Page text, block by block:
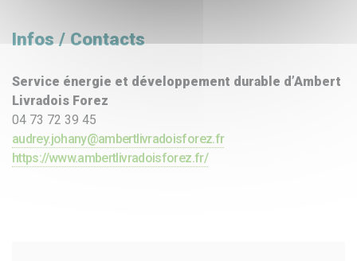
Infos / Contacts
Service énergie et développement durable d’Ambert
Livradois Forez
04 73 72 39 45
audrey.johany@ambertlivradoisforez.fr
https://www.ambertlivradoisforez.fr/